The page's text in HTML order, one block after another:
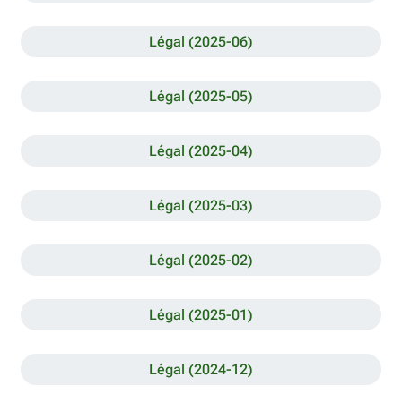
Légal (2025-06)
Légal (2025-05)
Légal (2025-04)
Légal (2025-03)
Légal (2025-02)
Légal (2025-01)
Légal (2024-12)